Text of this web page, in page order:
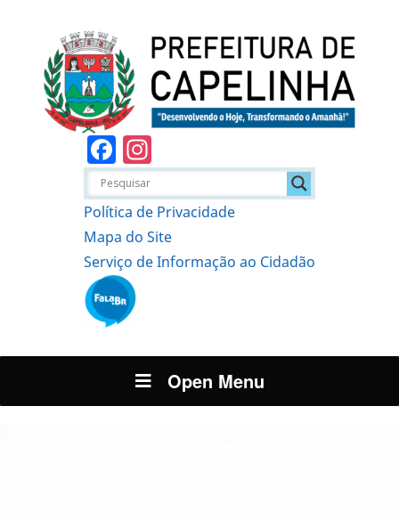
Facebook
Política de Privacidade
Mapa do Site
Serviço de Informação ao Cidadão
Open Menu